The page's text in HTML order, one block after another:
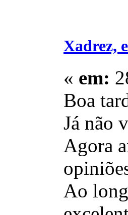
Xadrez,
« em:
Boa
Já não
Agora
Ao